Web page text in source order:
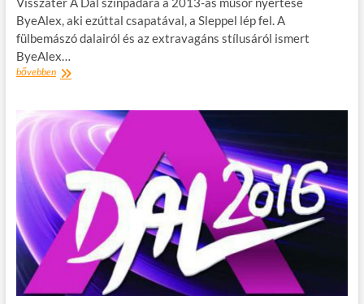
ByeAlex, aki ezúttal csapatával, a Sleppel lép fel. A
fülbemászó dalairól és az extravagáns stílusáról ismert
ByeAlex…
bővebbenByeAlex
Slepp
dalol
szombaton